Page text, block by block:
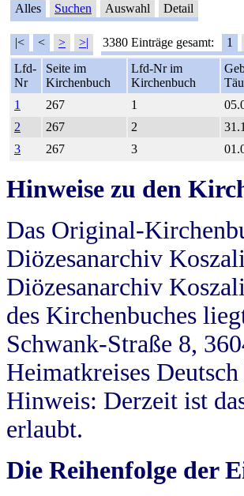
Alles Suchen Auswahl Detail
|< < > >| 3380 Einträge gesamt: 1
Lfd-
Nr
Seite im
Kirchenbuch
Lfd-Nr im
Kirchenbuch
1
267 1
2
267 2
3
267 3
Hinweise zu den
Das Original-
Diözesanarchiv
Diözesanarchiv
des Kirchenbuches
Schwank-Straße 8,
Heimatkreises
Hinweis: Derzeit ist
erlaubt.
Die Reihenfolge der